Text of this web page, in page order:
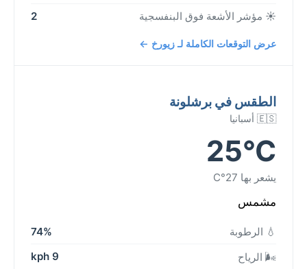
☀️ مؤشر الأشعة فوق البنفسجية 2
عرض التوقعات الكاملة لـ زيورخ ←
الطقس في برشلونة
🇪🇸 أسبانيا
25°C
يشعر بها 27°C
مشمس
💧 الرطوبة
74%
🌬️ الرياح
9 kph